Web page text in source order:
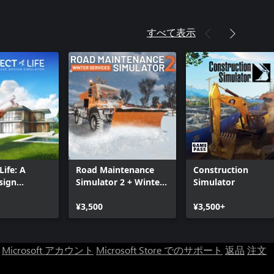
すべて表示
A
Road Maintenance
Simulator 2 + Winter
¥3,500
Construction
Simulator
¥3,500+
Microsoft アカウント Microsoft Store でのサポート 返品 注文